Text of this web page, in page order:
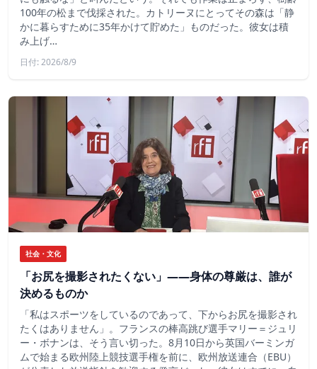
100年の松まで伐採された。カトリーヌにとってその森は「静
かに暮らすために35年かけて貯めた」ものだった。彼女は積
み上げ…
日付: 2026/8/9
社会・文化
「お尻を撮影されたくない」――身体の尊厳は、誰が
決めるものか
「私はスポーツをしているのであって、下からお尻を撮影され
たくはありません」。フランスの棒高跳び選手マリー＝ジュリ
ー・ボナンは、そう言い切った。8月10日から英国バーミンガ
ムで始まる欧州陸上競技選手権を前に、欧州放送連合（EBU）